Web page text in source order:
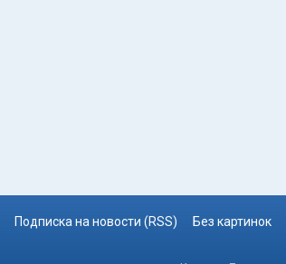
Подписка на новости (RSS) Без картинок